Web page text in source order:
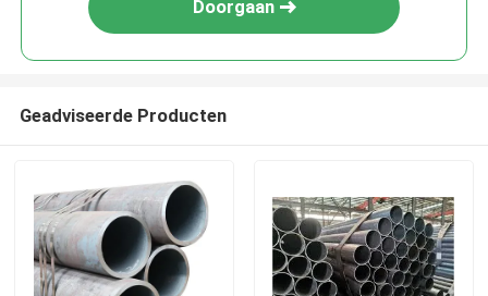
Doorgaan
Geadviseerde Producten